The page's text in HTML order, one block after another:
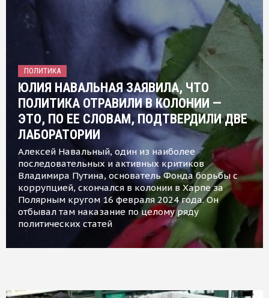
ПОЛИТИКА
ЮЛИЯ НАВАЛЬНАЯ ЗАЯВИЛА, ЧТО
ПОЛИТИКА ОТРАВИЛИ В КОЛОНИИ —
ЭТО, ПО ЕЕ СЛОВАМ, ПОДТВЕРДИЛИ ДВЕ
ЛАБОРАТОРИИ
Алексей Навальный, один из наиболее
последовательных и активных критиков
Владимира Путина, основатель Фонда борьбы с
коррупцией, скончался в колонии в Харпе за
Полярным кругом 16 февраля 2024 года. Он
отбывал там наказание по целому ряду
политических статей